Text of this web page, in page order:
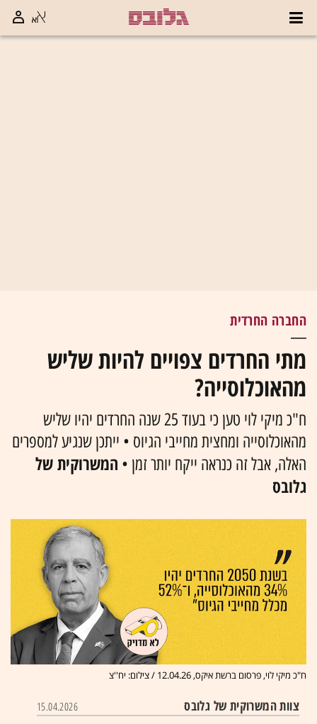
החברה החרדית
מתי החרדים צפויים להיות שליש
מהאוכלוסייה?
ח"כ מיקי לוי טען כי בעוד 25 שנה החרדים יהיו שליש
מהאוכלוסייה ומחצית מחייבי הגיוס • ייתכן שנגיע למספרים
האלה, אבל זה כנראה ייקח יותר זמן • המשרוקית של
גלובס
ח"כ מיקי לוי, פרסום ברשת איקס, 12.04.26 / צילום: יח''צ
צוות המשרוקית של גלובס 15.04.2026